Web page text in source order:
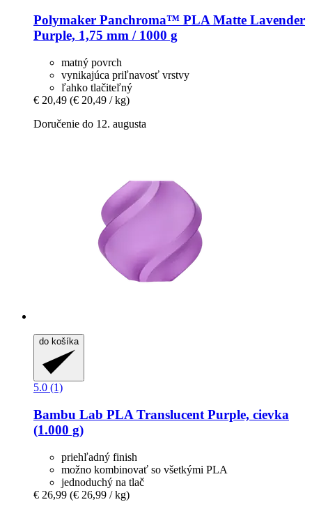
Polymaker Panchroma™ PLA Matte Lavender
Purple, 1,75 mm / 1000 g
matný povrch
vynikajúca priľnavosť vrstvy
ľahko tlačiteľný
€ 20,49 (€ 20,49 / kg)
Doručenie do 12. augusta
do košíka
5.0 (1)
Bambu Lab PLA Translucent Purple, cievka
(1.000 g)
priehľadný finish
možno kombinovať so všetkými PLA
jednoduchý na tlač
€ 26,99 (€ 26,99 / kg)